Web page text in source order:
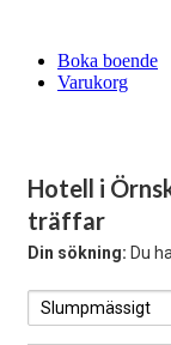
Boka boende
Varukorg
Hotell i
träffar
Din sökning: Du